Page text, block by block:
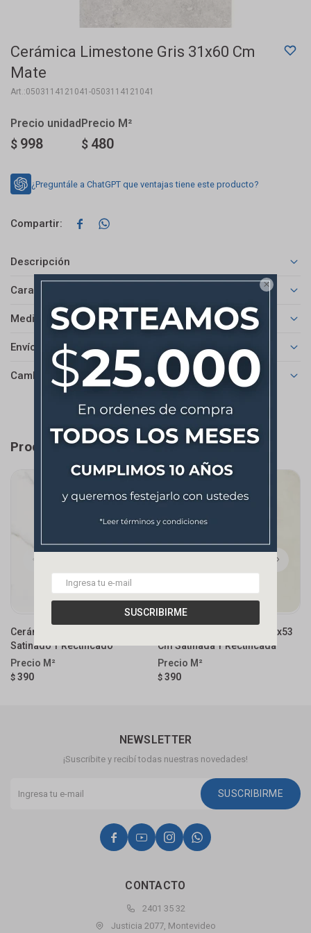

SUSCRIBIRME
Cerámica Limestone Gris 31x60 Cm
Mate
0503114121041-0503114121041
$ 998 $ 480
¿Preguntále a ChatGPT que ventajas tiene este producto?
 
Descripción
Características
Medios de pago
Envíos
Cambios y Devoluciones
Productos que te pueden interesar
Cerámica Mármol 53x53 Cm
Satinado Y Rectificado
$ 390
Cerámica City Off White 53x53
Cm Satinada Y Rectificada
$ 390
CONTACTO
2401 35 32
Justicia 2077, Montevideo
NEWSLETTER
¡Suscribite y recibí todas nuestras novedades!
SUSCRIBIRME
   